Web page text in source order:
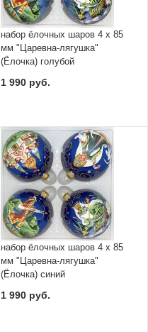
набор ёлочных шаров 4 х 85
мм "Царевна-лягушка"
(Ёлочка) голубой
1 990 руб.
набор ёлочных шаров 4 х 85
мм "Царевна-лягушка"
(Ёлочка) синий
1 990 руб.